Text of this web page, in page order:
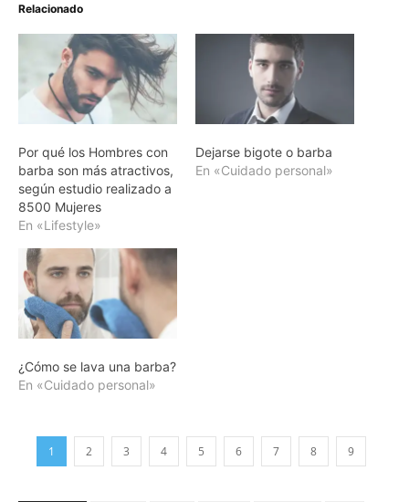
Relacionado
Por qué los Hombres con
barba son más atractivos,
según estudio realizado a
8500 Mujeres
En «Lifestyle»
Dejarse bigote o barba
En «Cuidado personal»
¿Cómo se lava una barba?
En «Cuidado personal»
1 2 3 4 5 6 7 8 9